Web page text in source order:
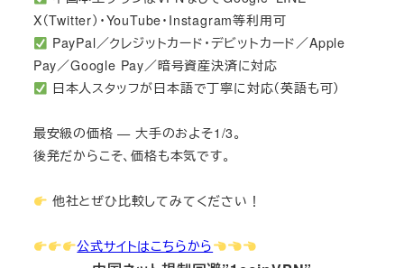
X（Twitter）・YouTube・Instagram等利用可
PayPal／クレジットカード・デビットカード／Apple
Pay／Google Pay／暗号資産決済に対応
日本人スタッフが日本語で丁寧に対応（英語も可）
最安級の価格 — 大手のおよそ1/3。
後発だからこそ、価格も本気です。
他社とぜひ比較してみてください！
公式サイトはこちらから